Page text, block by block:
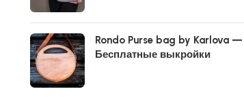
Rondo Purse bag by Karlova —
Бесплатные выкройки